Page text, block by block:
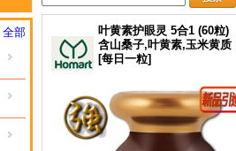
全部
叶黄素护眼灵 5合1 (60粒)
含山桑子,叶黄素,玉米黄质
[每日一粒]